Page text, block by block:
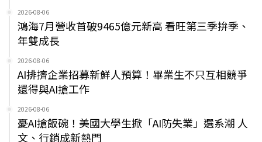
2026-08-06
鴻海7月營收首破9465億元新高 看旺第三季拚季、
年雙成長
2026-08-06
AI排擠企業招募新鮮人預算！畢業生不只互相競爭
還得與AI搶工作
2026-08-06
憂AI搶飯碗！美國大學生掀「AI防失業」選系潮 人
文、行銷成新熱門